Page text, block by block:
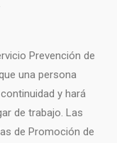
Prevención de
una persona
y hará
de trabajo. Las
de Promoción de